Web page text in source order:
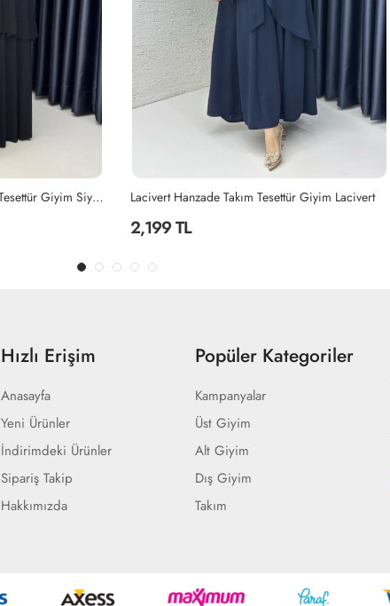
Siyah Premium Sultan Elbise Tesettür Giyim Siyah Lacivert Hanzade Takım Tesettür Giyim Lacivert
2,199 TL
Hızlı Erişim
Anasayfa
Yeni Ürünler
İndirimdeki Ürünler
Sipariş Takip
Hakkımızda
Popüler Kategoriler
Kampanyalar
Üst Giyim
Alt Giyim
Dış Giyim
Takım